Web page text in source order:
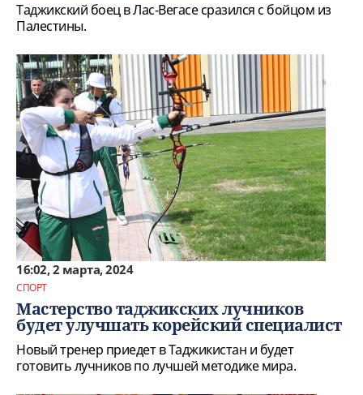
Таджикский боец в Лас-Вегасе сразился с бойцом из
Палестины.
16:02, 2 марта, 2024
СПОРТ
Мастерство таджикских лучников
будет улучшать корейский специалист
Новый тренер приедет в Таджикистан и будет
готовить лучников по лучшей методике мира.